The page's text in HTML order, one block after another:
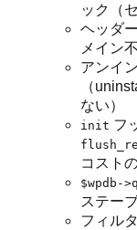
ック（
ヘッダ
メイン
アンイ
（
ない）
init フ
コスト
$wpdb-
ステー
フィル